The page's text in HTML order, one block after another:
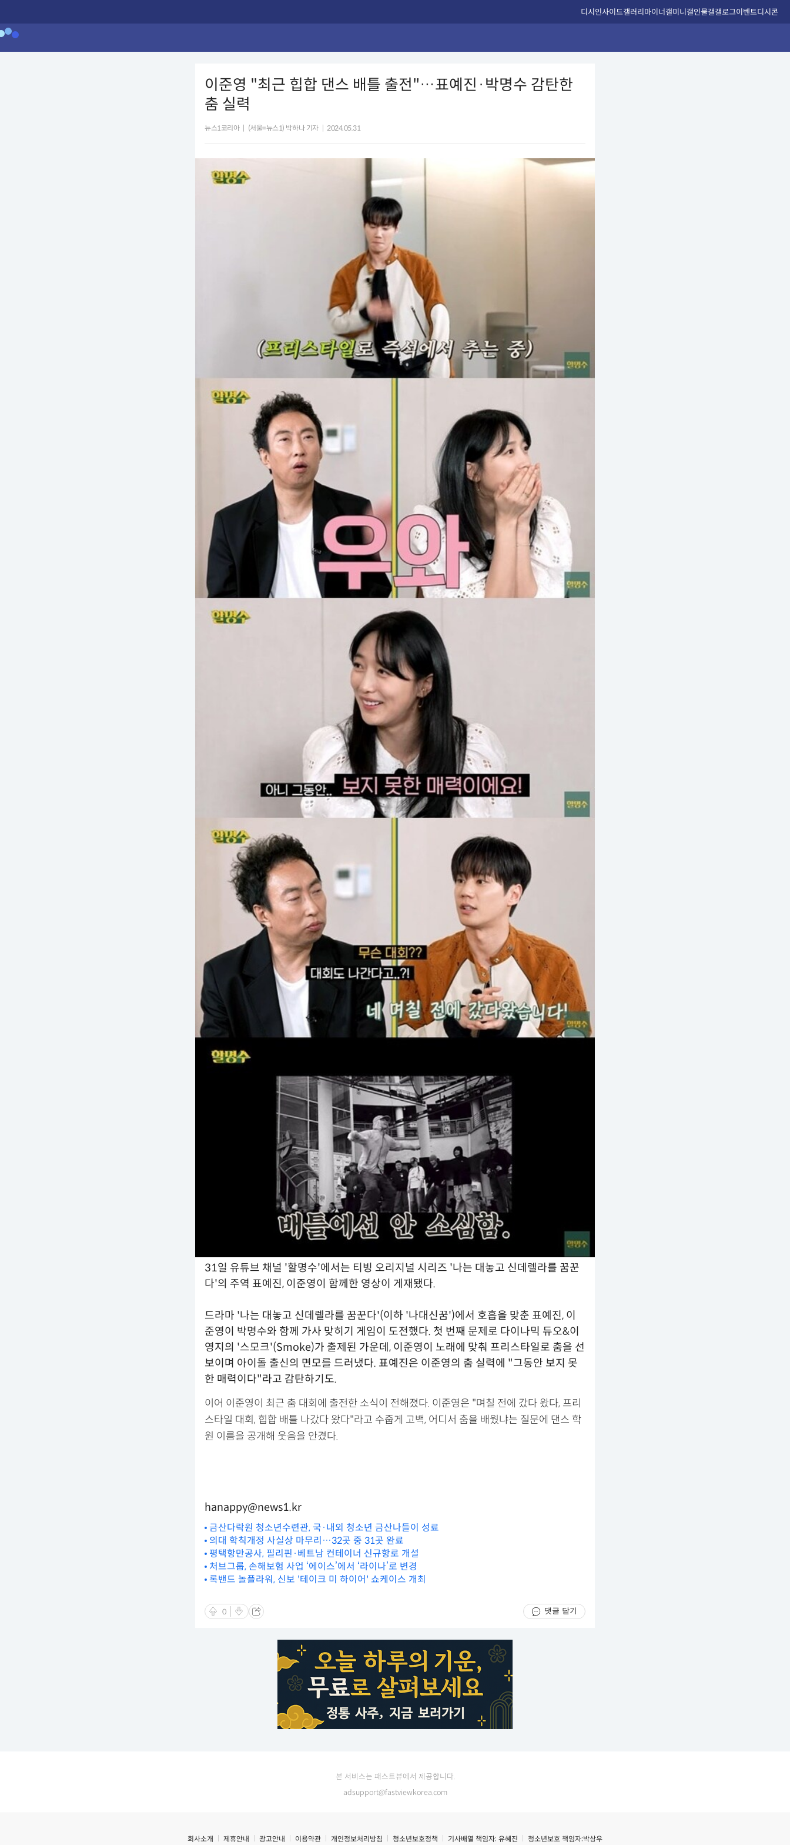
디시인사이드갤러리마이너갤미니갤인물갤갤로그이벤트디시콘
이준영 "최근 힙합 댄스 배틀 출전"…표예진·박명수 감탄한
춤 실력
뉴스1코리아 (서울=뉴스1) 박하나 기자 2024.05.31
31일 유튜브 채널 '할명수'에서는 티빙 오리지널 시리즈 '나는 대놓고 신데렐라를 꿈꾼
다'의 주역 표예진, 이준영이 함께한 영상이 게재됐다.
드라마 '나는 대놓고 신데렐라를 꿈꾼다'(이하 '나대신꿈')에서 호흡을 맞춘 표예진, 이
준영이 박명수와 함께 가사 맞히기 게임이 도전했다. 첫 번째 문제로 다이나믹 듀오&이
영지의 '스모크'(Smoke)가 출제된 가운데, 이준영이 노래에 맞춰 프리스타일로 춤을 선
보이며 아이돌 출신의 면모를 드러냈다. 표예진은 이준영의 춤 실력에 "그동안 보지 못
한 매력이다"라고 감탄하기도.
이어 이준영이 최근 춤 대회에 출전한 소식이 전해졌다. 이준영은 "며칠 전에 갔다 왔다, 프리
스타일 대회, 힙합 배틀 나갔다 왔다"라고 수줍게 고백, 어디서 춤을 배웠냐는 질문에 댄스 학
원 이름을 공개해 웃음을 안겼다.
hanappy@news1.kr
금산다락원 청소년수련관, 국·내외 청소년 금산나들이 성료
의대 학칙개정 사실상 마무리…32곳 중 31곳 완료
평택항만공사, 필리핀·베트남 컨테이너 신규항로 개설
처브그룹, 손해보험 사업 ‘에이스’에서 ‘라이나’로 변경
록밴드 놀플라워, 신보 '테이크 미 하이어' 쇼케이스 개최
0 댓글 닫기
본 서비스는 패스트뷰에서 제공합니다.
adsupport@fastviewkorea.com
회사소개 제휴안내 광고안내 이용약관 개인정보처리방침 청소년보호정책 기사배열 책임자: 유혜진 청소년보호 책임자:박상우